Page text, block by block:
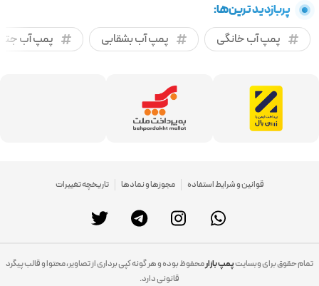
پربازدید ترین‌ها:
پمپ آب خانگی
پمپ آب بشقابی پمپ آب
قوانین و شرایط استفاده مجوزها و نمادها تاریخچه تغییرات
تمام حقوق برای وبسایتپمپ بازارمحفوظ بوده و هر گونه کپی برداری از تصاویر، محتوا و قالب پیگرد
قانونی دارد.